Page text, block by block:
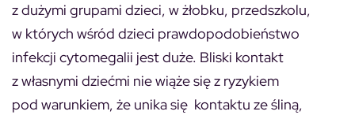
z dużymi grupami dzieci, w żłobku, przedszkolu,
w których wśród dzieci prawdopodobieństwo
infekcji cytomegalii jest duże. Bliski kontakt
z własnymi dziećmi nie wiąże się z ryzykiem
pod warunkiem, że unika się kontaktu ze śliną,